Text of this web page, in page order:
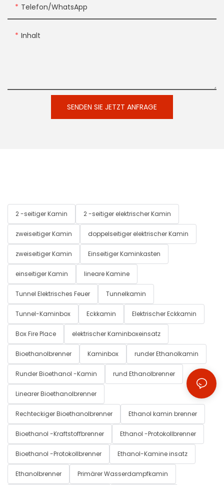
Telefon/WhatsApp
Inhalt
SENDEN SIE JETZT ANFRAGE
2 -seitiger Kamin 2 -seitiger elektrischer Kamin
zweiseitiger Kamin doppelseitiger elektrischer Kamin
zweiseitiger Kamin Einseitiger Kaminkasten
einseitiger Kamin lineare Kamine
Tunnel Elektrisches Feuer Tunnelkamin
Tunnel-Kaminbox Eckkamin Elektrischer Eckkamin
Box Fire Place elektrischer Kaminboxeinsatz
Bioethanolbrenner Kaminbox runder Ethanolkamin
Runder Bioethanol -Kamin rund Ethanolbrenner
Linearer Bioethanolbrenner
Rechteckiger Bioethanolbrenner Ethanol kamin brenner
Bioethanol -Kraftstoffbrenner Ethanol -Protokollbrenner
Bioethanol -Protokollbrenner Ethanol-Kamine insatz
Ethanolbrenner Primärer Wasserdampfkamin